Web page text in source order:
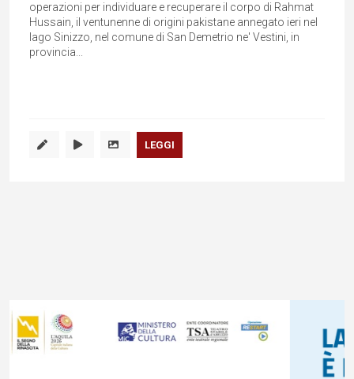
operazioni per individuare e recuperare il corpo di Rahmat
Hussain, il ventunenne di origini pakistane annegato ieri nel
lago Sinizzo, nel comune di San Demetrio ne' Vestini, in
provincia...
LEGGI